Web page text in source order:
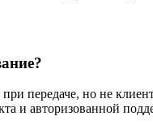
передаче, но не
и авторизованной